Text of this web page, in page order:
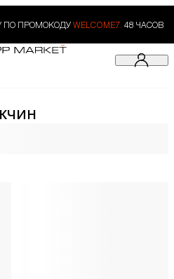
ПО ПРОМОКОДУ WELCOME7. 48 ЧАСОВ